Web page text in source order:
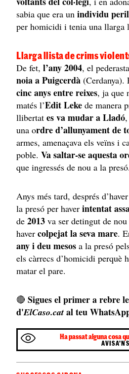
sabia que era unindividu
per homicidi i tenia una llarga
Llarga llista de crims
De fet, l’any 2004, el
noia a Puigcerdà (Cerdanya).
cinc anys entre reixes, ja que
matés l’Edit Leke de manera
llibertates va mudar a Lladó
una ordre d’allunyament de
armes, amenaçava els veïns i
poble.Va saltar-se aquesta
que ingressés de nou a la presó.
Anys més tard, després
la presó per haver intentat
de2013va ser detingut de
havercolpejat la seva mare.
any i deu mesos a la presó
els càrrecs d’homicidi perquè
matar el pare.
🔴Sigues el primer a rebre
d'ElCaso.cat al teu
Ha passat alguna cosa